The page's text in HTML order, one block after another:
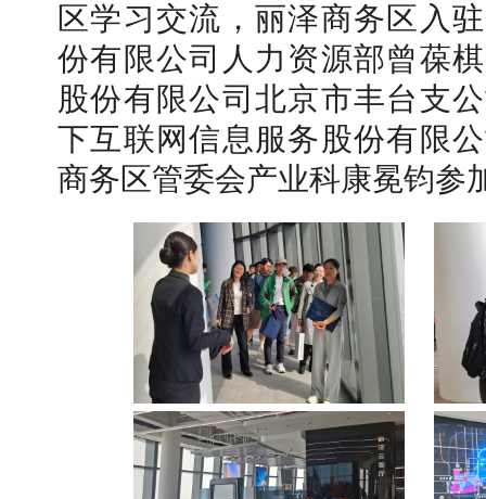
区学习交流，丽泽商务区入
份有限公司人力资源部曾葆
股份有限公司北京市丰台支
下互联网信息服务股份有限
商务区管委会产业科康冕钧参
学校志愿服务冬奥会和冬残奥会专题